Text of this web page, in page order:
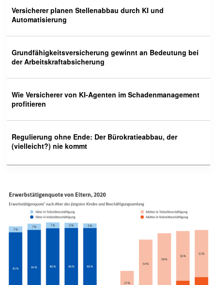
Versicherer planen Stellenabbau durch KI und
Automatisierung
Grundfähigkeitsversicherung gewinnt an Bedeutung bei
der Arbeitskraftabsicherung
Wie Versicherer von KI-Agenten im Schadenmanagement
profitieren
Regulierung ohne Ende: Der Bürokratieabbau, der
(vielleicht?) nie kommt